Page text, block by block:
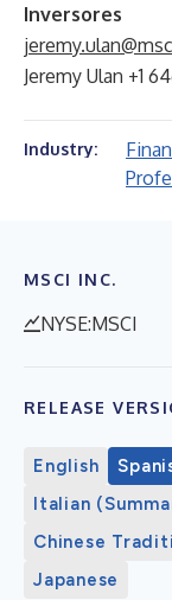
Inversores
Jeremy Ulan +1
Industry:
MSCI INC.
NYSE:MSCI
RELEASE
English
Italian
Chinese
Japanese